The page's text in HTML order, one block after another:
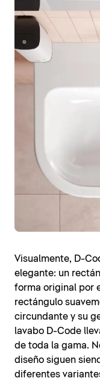
Visualmente, D-
elegante: un
forma original por
rectángulo
circundante y su
lavabo D-Code
de toda la gama.
diseño siguen
diferentes